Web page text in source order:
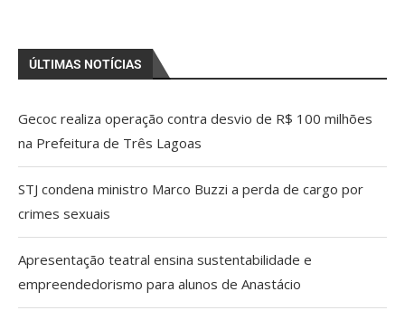
ÚLTIMAS NOTÍCIAS
Gecoc realiza operação contra desvio de R$ 100 milhões
na Prefeitura de Três Lagoas
STJ condena ministro Marco Buzzi a perda de cargo por
crimes sexuais
Apresentação teatral ensina sustentabilidade e
empreendedorismo para alunos de Anastácio